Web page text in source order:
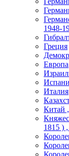
1948-
Греция
Европа
Италия
Китай
1815 )